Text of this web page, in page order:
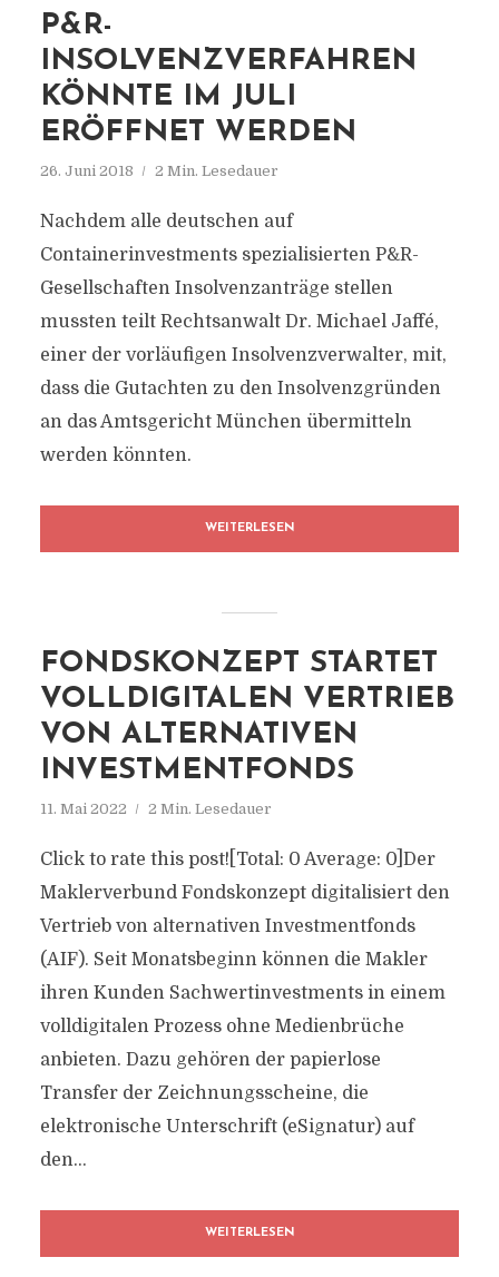
P&R-
INSOLVENZVERFAHREN
KÖNNTE IM JULI
ERÖFFNET WERDEN
26. Juni 2018 2 Min. Lesedauer
Nachdem alle deutschen auf
Containerinvestments spezialisierten P&R-
Gesellschaften Insolvenzanträge stellen
mussten teilt Rechtsanwalt Dr. Michael Jaffé,
einer der vorläufigen Insolvenzverwalter, mit,
dass die Gutachten zu den Insolvenzgründen
an das Amtsgericht München übermitteln
werden könnten.
WEITERLESEN
FONDSKONZEPT STARTET
VOLLDIGITALEN VERTRIEB
VON ALTERNATIVEN
INVESTMENTFONDS
11. Mai 2022 2 Min. Lesedauer
Click to rate this post![Total: 0 Average: 0]Der
Maklerverbund Fondskonzept digitalisiert den
Vertrieb von alternativen Investmentfonds
(AIF). Seit Monatsbeginn können die Makler
ihren Kunden Sachwertinvestments in einem
volldigitalen Prozess ohne Medienbrüche
anbieten. Dazu gehören der papierlose
Transfer der Zeichnungsscheine, die
elektronische Unterschrift (eSignatur) auf
den...
WEITERLESEN